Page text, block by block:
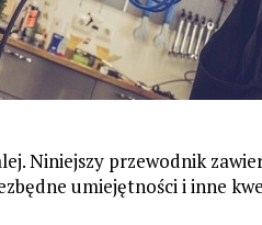
Niniejszy przewodnik
umiejętności i inne